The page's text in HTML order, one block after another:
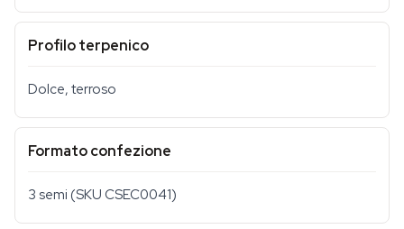
Profilo terpenico
Dolce, terroso
Formato confezione
3 semi (SKU CSEC0041)